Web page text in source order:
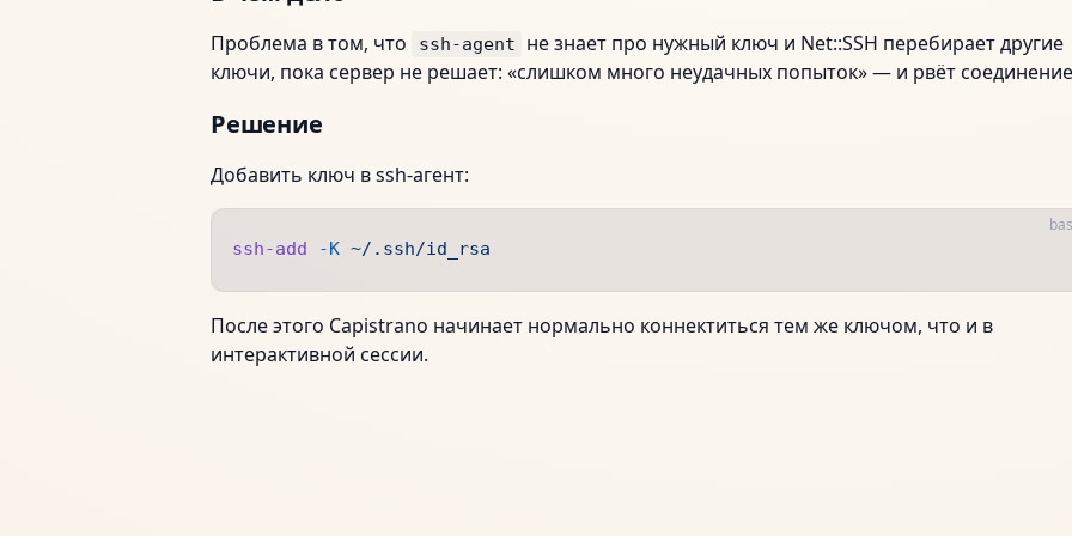
Проблема в том, что ssh-agent
не знает про нужный ключ и Net::SSH перебирает другие
ключи, пока сервер не решает: «слишком много неудачных попыток» — и рвёт
Решение
Добавить ключ в ssh‑агент:
ssh-add -K ~/.ssh/id_rsa
После этого Capistrano начинает нормально коннектиться тем же ключом, что и в
интерактивной сессии.